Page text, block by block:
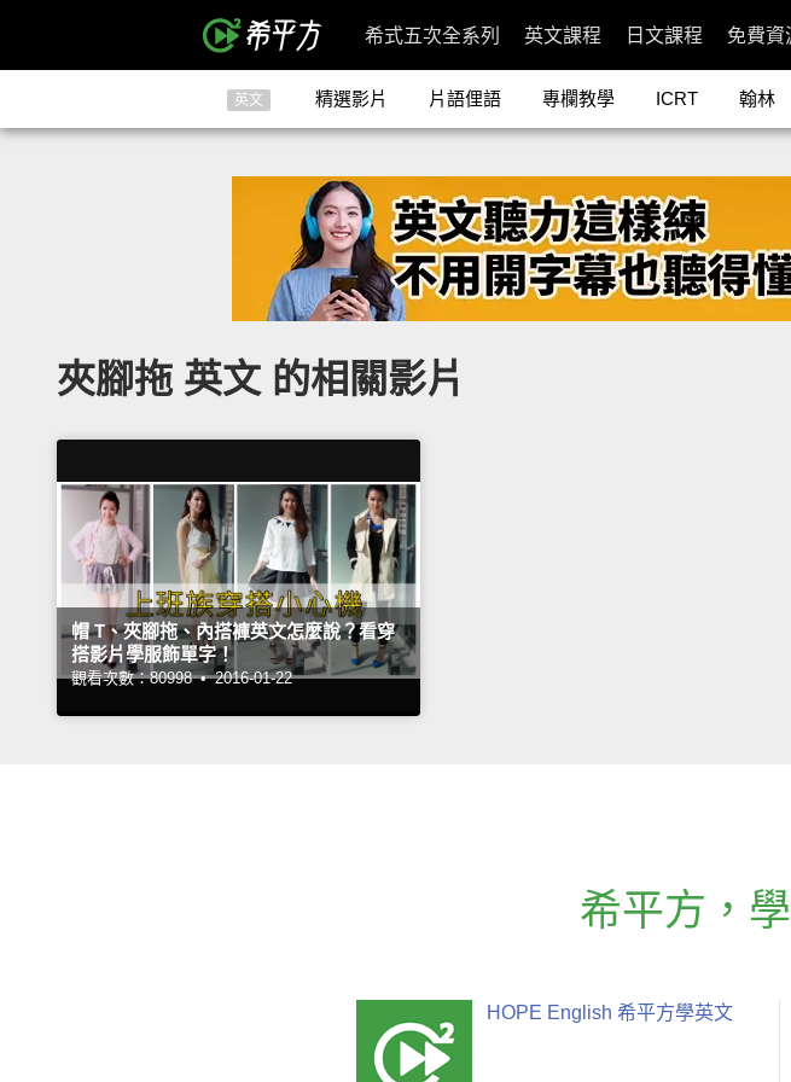
希式五次全系列 英文課程 日文課程 免費資
英文 精選影片 片語俚語 專欄教學 ICRT 翰林
夾腳拖 英文 的相關影片
帽 T、夾腳拖、內搭褲英文怎麼說？看穿
搭影片學服飾單字！
觀看次數：80998 • 2016-01-22
希平方 ，
HOPE English 希平方學英文